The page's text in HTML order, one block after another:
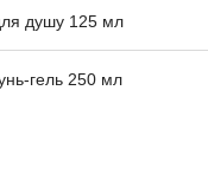
душу 125 мл
гель 250 мл